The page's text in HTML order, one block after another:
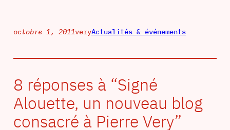
octobre 1, 2011veryActualités & événements
8 réponses à “Signé
Alouette, un nouveau blog
consacré à Pierre Very”